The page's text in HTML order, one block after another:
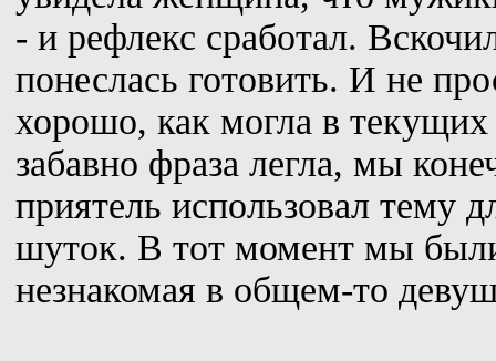
- и рефлекс сработал.
понеслась готовить. И не
хорошо, как могла в
забавно фраза легла, мы
приятель использовал тему
шуток. В тот момент мы
незнакомая в общем-то